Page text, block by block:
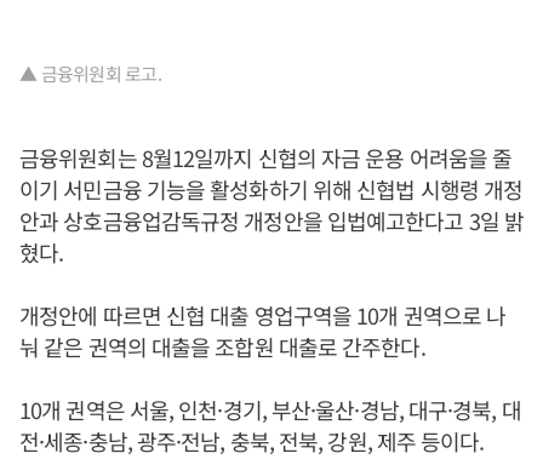
▲ 금융위원회 로고.
금융위원회는 8월12일까지 신협의 자금 운용 어려움을 줄
이기 서민금융 기능을 활성화하기 위해 신협법 시행령 개정
안과 상호금융업감독규정 개정안을 입법예고한다고 3일 밝
혔다.
개정안에 따르면 신협 대출 영업구역을 10개 권역으로 나
눠 같은 권역의 대출을 조합원 대출로 간주한다.
10개 권역은 서울, 인천·경기, 부산·울산·경남, 대구·경북, 대
전·세종·충남, 광주·전남, 충북, 전북, 강원, 제주 등이다.